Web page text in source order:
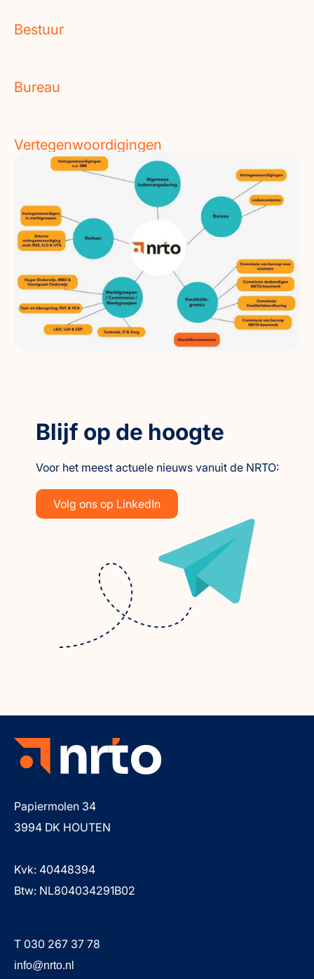
Bestuur
Bureau
Vertegenwoordigingen
Blijf op de hoogte
Voor het meest actuele nieuws vanuit de NRTO:
Volg ons op LinkedIn
Papiermolen 34
3994 DK HOUTEN
Kvk: 40448394
Btw: NL804034291B02
T 030 267 37 78
info@nrto.nl